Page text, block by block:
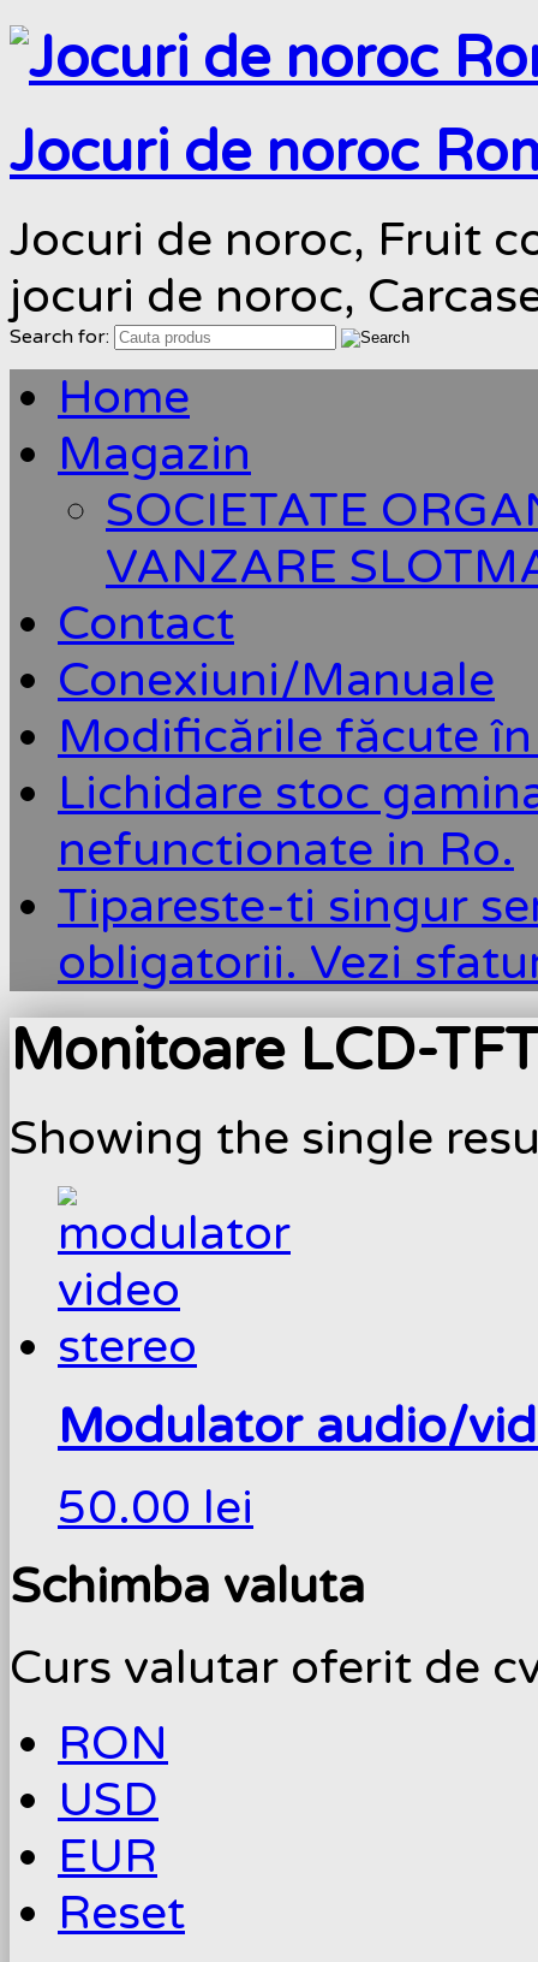
Jocuri de noroc
Jocuri de noroc, Fruit
jocuri de noroc,
Search for:
Home
Magazin
SOCIETATE
VANZARE
Contact
Conexiuni/Manuale
Modificările făcute
Lichidare stoc
nefunctionate in Ro.
Tipareste-ti singur
obligatorii. Vezi
Monitoare LCD-TFT
Showing the single
Modulator audio/
50.00 lei
Schimba valuta
Curs valutar oferit de
RON
USD
EUR
Reset